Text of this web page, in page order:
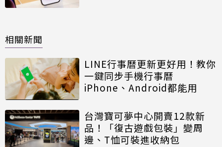
相關新聞
LINE行事曆更新更好用！教你
一鍵同步手機行事曆
iPhone、Android都能用
台灣寶可夢中心開賣12款新
品！「復古遊戲包裝」變周
邊、T恤可裝進收納包